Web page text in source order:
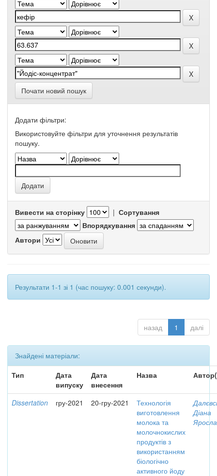
Почати новий пошук
Додати фільтри:
Використовуйте фільтри для уточнення результатів
пошуку.
Вивести на сторінку | Сортування
Впорядкування
Автори
Результати 1-1 зі 1 (час пошуку: 0.001 секунди).
назад 1 далі
Знайдені матеріали:
Тип
Дата
випуску
Дата
внесення
Назва
Dissertation гру-2021 20-гру-2021
Технологія
виготовлення
молока та
молочнокислих
продуктів з
використанням
біологічно
активного йоду
Діана